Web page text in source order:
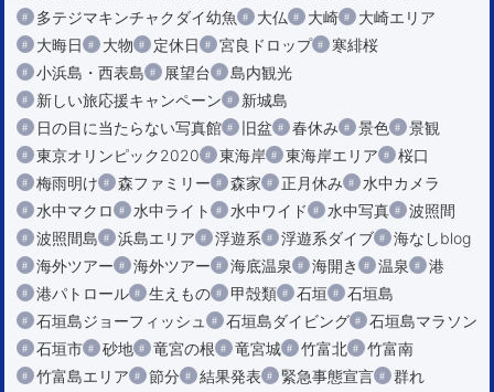
多テジマキンチャクダイ幼魚
大仏 大崎
大崎エリア
大晦日
大物 定休日 宮良ドロップ
寒緋桜
小浜島・西表島
展望台
島内観光
新しい旅応援キャンペーン
新城島
日の目に当たらない写真館
旧盆 春休み 景色
景観
東京オリンピック2020
東海岸 東海岸エリア
桜口
梅雨明け
森ファミリー 森家 正月休み
水中カメラ
水中マクロ
水中ライト 水中ワイド 水中写真
波照間
波照間島
浜島エリア 浮遊系 浮遊系ダイブ
海なしblog
海外ツアー
海外ツアー 海底温泉 海開き 温泉
港
港パトロール
生えもの 甲殻類 石垣
石垣島
石垣島ジョーフィッシュ
石垣島ダイビング
石垣島マラソン
石垣市
砂地 竜宮の根 竜宮城 竹富北
竹富南
竹富島エリア
節分 結果発表 緊急事態宣言
群れ